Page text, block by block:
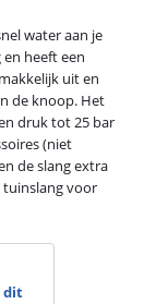
water aan je
heeft een
uit en
de knoop. Het
druk tot 25 bar
(niet
de slang extra
tuinslang voor
dit